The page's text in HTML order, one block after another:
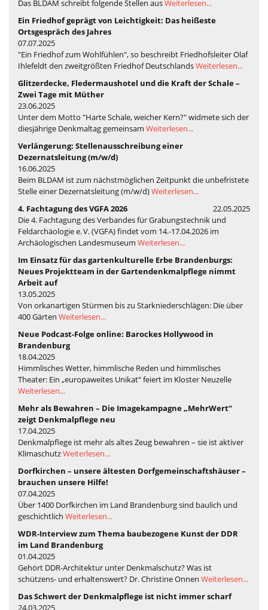
Das BLDAM schreibt folgende Stellen ausWeiterlesen...
Ein Friedhof geprägt von Leichtigkeit: Das heißeste
Ortsgespräch des Jahres
07.07.2025
"Ein Friedhof zum Wohlfühlen", so beschreibt Friedhofsleiter Olaf
Ihlefeldt den zweitgrößten Friedhof DeutschlandsWeiterlesen...
Glitzerdecke, Fledermaushotel und die Kraft der Schale –
Zwei Tage mit Müther
23.06.2025
Unter dem Motto "Harte Schale, weicher Kern?" widmete sich der
diesjährige Denkmaltag gemeinsam Weiterlesen...
Verlängerung: Stellenausschreibung einer
Dezernatsleitung (m/w/d)
16.06.2025
Beim BLDAM ist zum nächstmöglichen Zeitpunkt die unbefristete
Stelle einer Dezernatsleitung (m/w/d)Weiterlesen...
4. Fachtagung des VGFA 2026
22.05.2025
Die 4. Fachtagung des Verbandes für Grabungstechnik und
Feldarchäologie e. V. (VGFA) findet vom 14.-17.04.2026 im
Archäologischen Landesmuseum Weiterlesen...
Im Einsatz für das gartenkulturelle Erbe Brandenburgs:
Neues Projektteam in der Gartendenkmalpflege nimmt
Arbeit auf
13.05.2025
Von orkanartigen Stürmen bis zu Starkniederschlägen: Die über
400 Gärten Weiterlesen...
Neue Podcast-Folge online: Barockes Hollywood in
Brandenburg
18.04.2025
Himmlisches Wetter, himmlische Reden und himmlisches
Theater: Ein „europaweites Unikat“ feiert im Kloster Neuzelle
Weiterlesen...
Mehr als Bewahren – Die Imagekampagne „MehrWert“
zeigt Denkmalpflege neu
17.04.2025
Denkmalpflege ist mehr als altes Zeug bewahren – sie ist aktiver
KlimaschutzWeiterlesen...
Dorfkirchen – unsere ältesten Dorfgemeinschaftshäuser –
brauchen unsere Hilfe!
07.04.2025
Über 1400 Dorfkirchen im Land Brandenburg sind baulich und
geschichtlich Weiterlesen...
WDR-Interview zum Thema baubezogene Kunst der DDR
im Land Brandenburg
01.04.2025
Gehört DDR-Architektur unter Denkmalschutz? Was ist
schützens- und erhaltenswert? Dr. Christine Onnen Weiterlesen...
Das Schwert der Denkmalpflege ist nicht immer scharf
24.03.2025